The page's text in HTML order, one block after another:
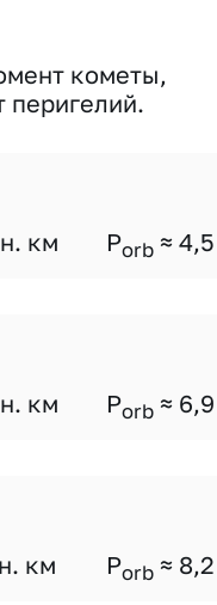
кометы,
перигелий.
км Porb ≈ 4,5
км Porb ≈ 6,9
км Porb ≈ 8,2